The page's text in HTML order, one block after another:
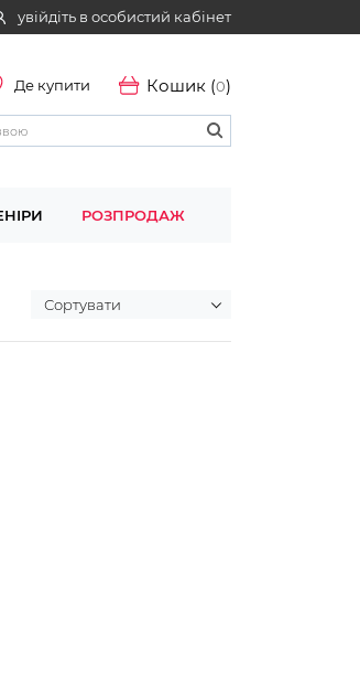
увійдіть в особистий кабінет
Де купити Кошик (0)
РОЗПРОДАЖ